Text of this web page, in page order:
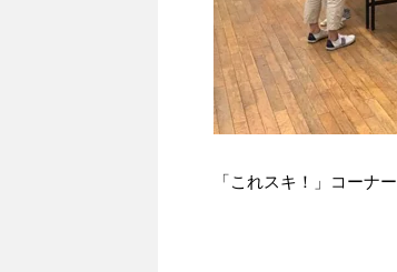
「これスキ！」コーナー